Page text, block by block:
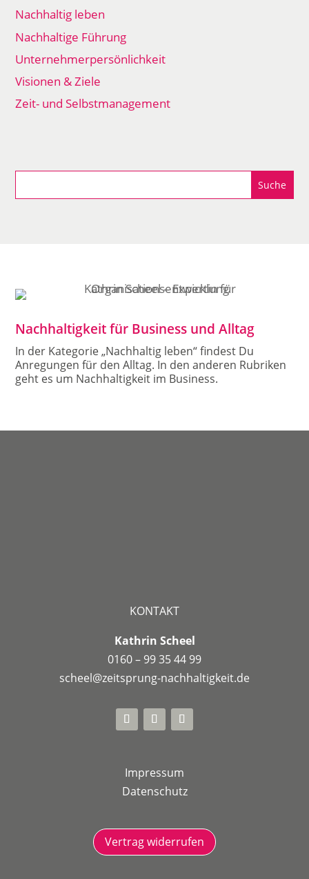
Nachhaltig leben
Nachhaltige Führung
Unternehmerpersönlichkeit
Visionen & Ziele
Zeit- und Selbstmanagement
Nachhaltigkeit für Business und Alltag
In der Kategorie „Nachhaltig leben“ findest Du
Anregungen für den Alltag. In den anderen Rubriken
geht es um Nachhaltigkeit im Business.
KONTAKT
Kathrin Scheel
0160 – 99 35 44 99
scheel@zeitsprung-nachhaltigkeit.de
Impressum
Datenschutz
Vertrag widerrufen